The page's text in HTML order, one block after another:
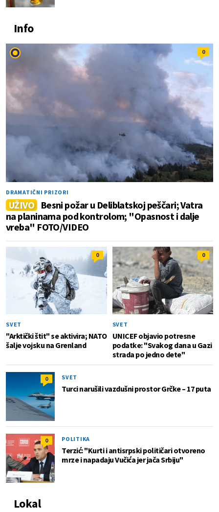
Info
0
DRAMATIČNI PRIZORI
UŽIVO Besni požar u Deliblatskoj peščari; Vatra
na planinama pod kontrolom; "Opasnost i dalje
vreba" FOTO/VIDEO
0
SVET
"Arktički štit" se aktivira; NATO
šalje vojsku na Grenland
0
SVET
UNICEF objavio potresne
podatke: "Svakog dana u Gazi
strada po jedno dete"
0 SVET
Turci narušili vazdušni prostor Grčke – 17 puta
0 POLITIKA
Terzić: "Kurti i antisrpski političari otvoreno
mrze i napadaju Vučića jer jača Srbiju"
Lokal